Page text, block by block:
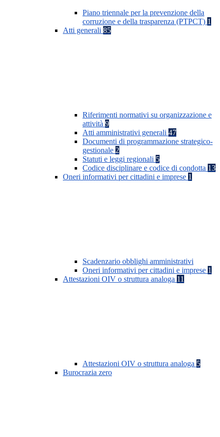
Piano triennale per la prevenzione della
corruzione e della trasparenza (PTPCT) 1
Atti generali 85
Riferimenti normativi su organizzazione e
attività 9
Atti amministrativi generali 47
Documenti di programmazione strategico-
gestionale 2
Statuti e leggi regionali 5
Codice disciplinare e codice di condotta 13
Oneri informativi per cittadini e imprese 1
Scadenzario obblighi amministrativi
Oneri informativi per cittadini e imprese 1
Attestazioni OIV o struttura analoga 11
Attestazioni OIV o struttura analoga 5
Burocrazia zero